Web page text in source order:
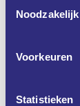
Noodzakelijk
Voorkeuren
Statistieken